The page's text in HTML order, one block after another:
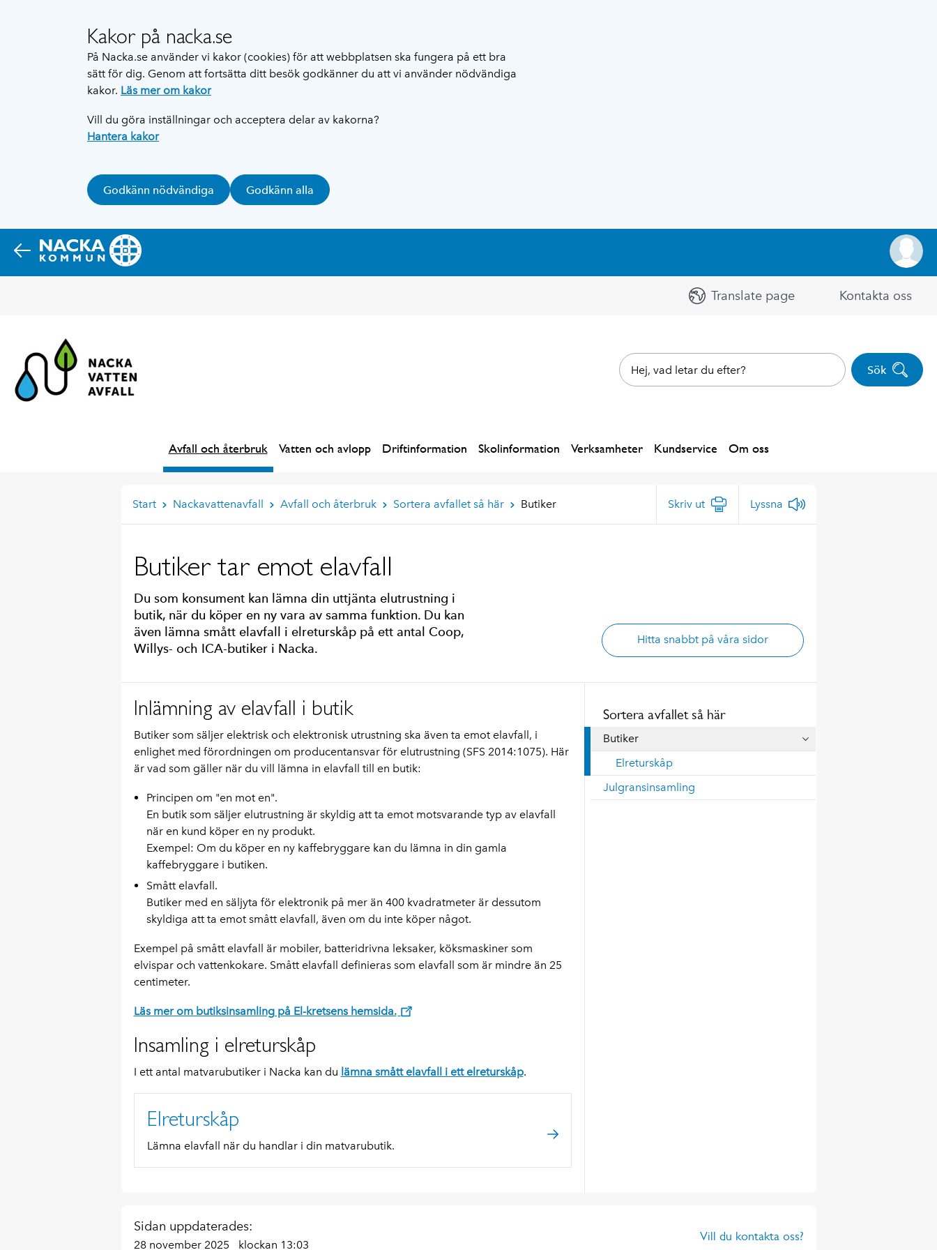
Kakor på nacka.se
På Nacka.se använder vi kakor (cookies) för att webbplatsen ska fungera på ett bra
sätt för dig. Genom att fortsätta ditt besök godkänner du att vi använder nödvändiga
kakor. Läs mer om kakor
Vill du göra inställningar och acceptera delar av kakorna?
Hantera kakor
Godkänn nödvändiga Godkänn alla
Translate page Kontakta oss
Sök
Avfall och återbruk Vatten och avlopp Driftinformation Skolinformation Verksamheter Kundservice Om oss
Start Nackavattenavfall Avfall och återbruk Sortera avfallet så här Butiker Skriv ut Lyssna
Butiker tar emot elavfall
Du som konsument kan lämna din uttjänta elutrustning i
butik, när du köper en ny vara av samma funktion. Du kan
även lämna smått elavfall i elreturskåp på ett antal Coop,
Willys- och ICA-butiker i Nacka.
Hitta snabbt på våra sidor
Sortera avfallet så här
Butiker
Elreturskåp
Julgransinsamling
Inlämning av elavfall i butik
Butiker som säljer elektrisk och elektronisk utrustning ska även ta emot elavfall, i
enlighet med förordningen om producentansvar för elutrustning (SFS 2014:1075). Här
är vad som gäller när du vill lämna in elavfall till en butik:
Principen om "en mot en".
En butik som säljer elutrustning är skyldig att ta emot motsvarande typ av elavfall
när en kund köper en ny produkt.
Exempel: Om du köper en ny kaffebryggare kan du lämna in din gamla
kaffebryggare i butiken.
Smått elavfall.
Butiker med en säljyta för elektronik på mer än 400 kvadratmeter är dessutom
skyldiga att ta emot smått elavfall, även om du inte köper något.
Exempel på smått elavfall är mobiler, batteridrivna leksaker, köksmaskiner som
elvispar och vattenkokare. Smått elavfall definieras som elavfall som är mindre än 25
centimeter.
Läs mer om butiksinsamling på El-kretsens hemsida.
Insamling i elreturskåp
I ett antal matvarubutiker i Nacka kan du lämna smått elavfall i ett elreturskåp.
Elreturskåp
Lämna elavfall när du handlar i din matvarubutik.
Sidan uppdaterades:
28 november 2025 klockan 13:03
Vill du kontakta oss?